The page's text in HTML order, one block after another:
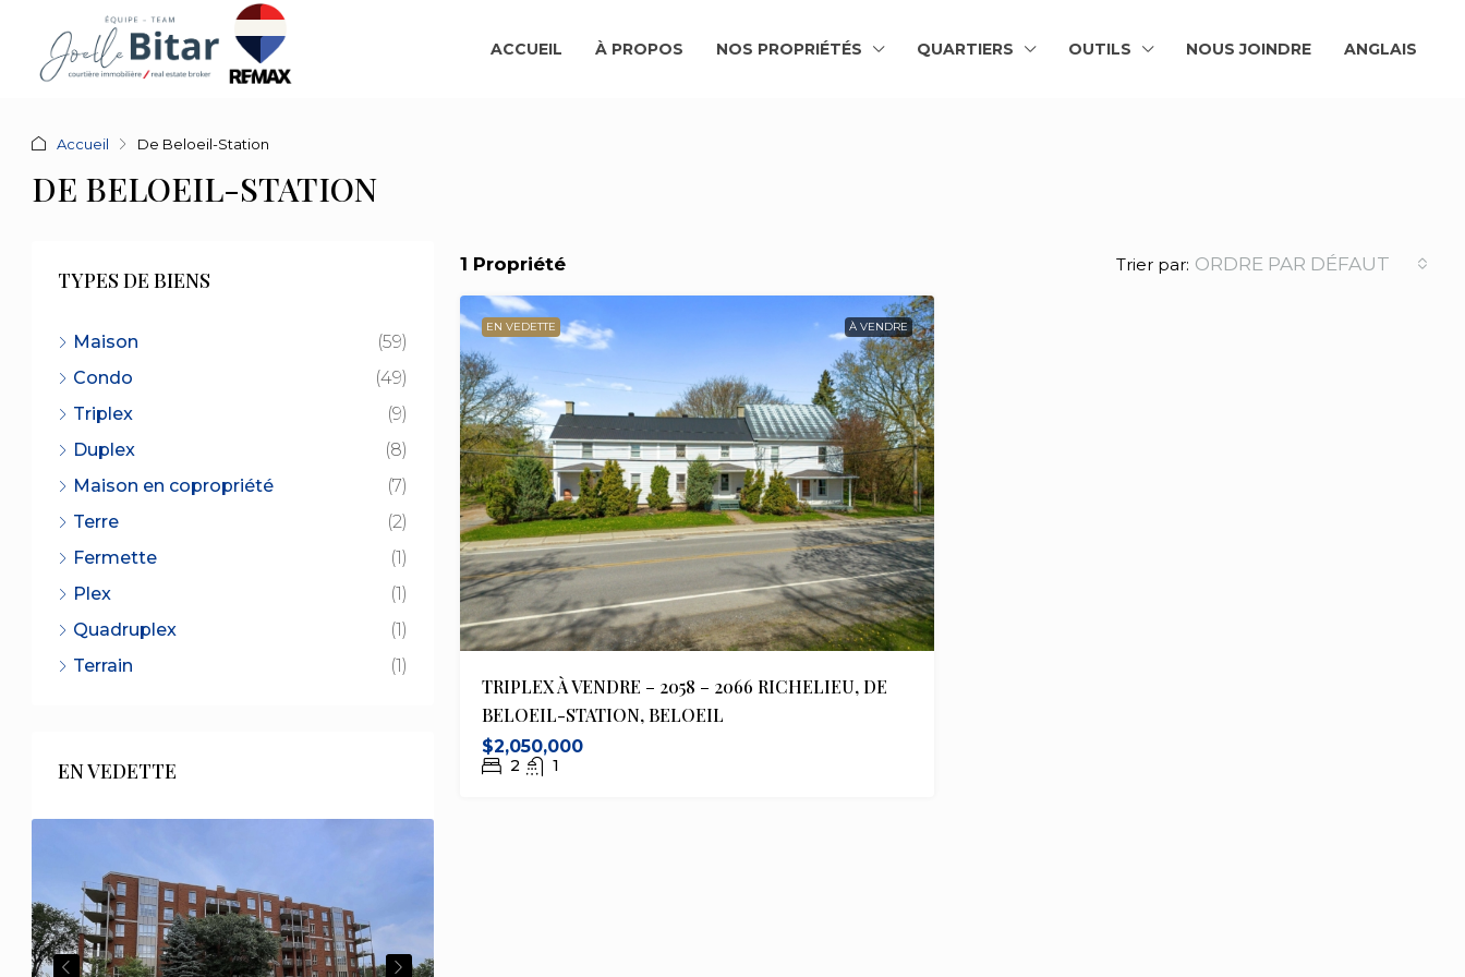
ACCUEIL À PROPOS NOS PROPRIÉTÉS QUARTIERS OUTILS NOUS JOINDRE ANGLAIS
Accueil De Beloeil-Station
DE BELOEIL-STATION
1 Propriété Trier par: ORDRE PAR DÉFAUT
EN VEDETTE À VENDRE
TRIPLEX À VENDRE – 2058 – 2066 RICHELIEU, DE
BELOEIL-STATION, BELOEIL
$2,050,000
2 1
TYPES DE BIENS
Maison
(59)
Condo
(49)
Triplex
(9)
Duplex
(8)
Maison en copropriété
(7)
Terre
(2)
Fermette
(1)
Plex
(1)
Quadruplex
(1)
Terrain
(1)
EN VEDETTE